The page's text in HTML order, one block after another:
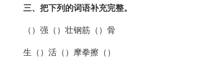
三、把下列的词语补充完整。
（）强（）壮钢筋（）骨
生（）活（）摩拳擦（）